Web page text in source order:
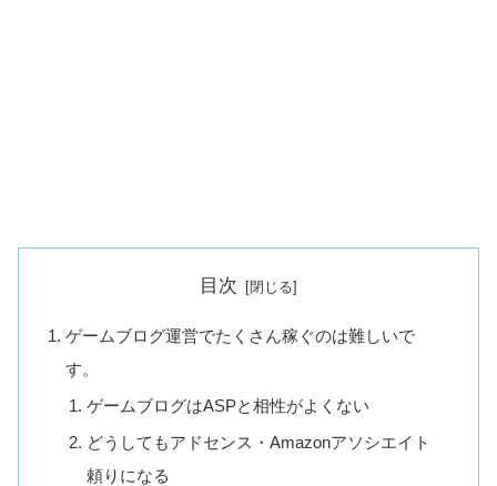
目次
ゲームブログ運営でたくさん稼ぐのは難しいで
す。
ゲームブログはASPと相性がよくない
どうしてもアドセンス・Amazonアソシエイト
頼りになる